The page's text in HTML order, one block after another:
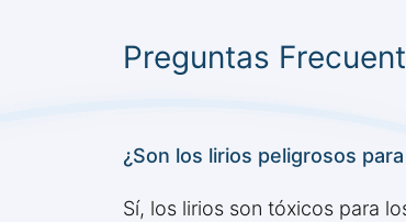
Preguntas
¿Son los lirios peligrosos
Sí, los lirios son tóxicos para